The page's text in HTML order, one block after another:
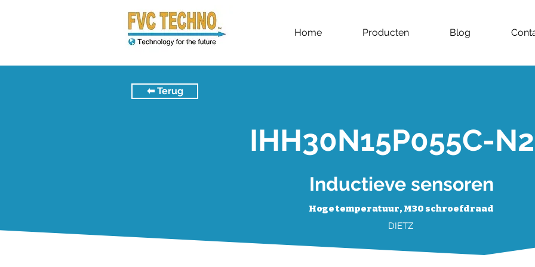
Home Producten Blog
⬅︎ Terug
Inductieve sensoren
Hoge temperatuur, M30 schroefdraad
DIETZ
IHH30N15P055C-